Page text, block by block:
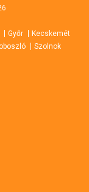
Győr
Kecskemét
Szolnok